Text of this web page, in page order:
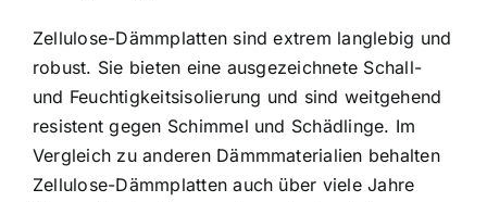
Zellulose-Dämmplatten sind extrem langlebig und
robust. Sie bieten eine ausgezeichnete Schall-
und Feuchtigkeitsisolierung und sind weitgehend
resistent gegen Schimmel und Schädlinge. Im
Vergleich zu anderen Dämmmaterialien behalten
Zellulose-Dämmplatten auch über viele Jahre